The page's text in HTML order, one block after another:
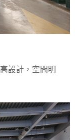
設計，空間明